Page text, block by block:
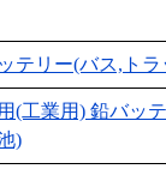
テリー(バス,トラ
(工業用) 鉛バッ
)